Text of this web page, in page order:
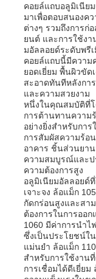
บ้าน
สินค้า
เกี่ยวกับเรา
ทัวร์โรงงาน
การควบคุมคุณภ
คอยล์แถบอลูมิเนี
มาเพื่อตอบสนองค
ต่างๆ รวมถึงการก่
ยนต์ และการใช้ง
มอัลลอยด์ระดับพรี
คอยล์แถบนี้มีความ
ยอดเยี่ยม พื้นผิวขัด
สะอาดทันทีหลังกา
และความสวยงาม
หนึ่งในคุณสมบัติที่โ
การต้านทานความ
อย่างยิ่งสำหรับกา
การสัมผัสความร้อ
อาคาร ชิ้นส่วนยา
ความสมบูรณ์และป
ความต้องการสูง
อลูมิเนียมอัลลอยด์
เจาะจง ล้อแม็ก
กัดกร่อนสูงและสา
ต้องการในการออ
1060 มีค่าการนำไ
ซึ่งเป็นประโยชน์ใ
แม่นยำ ล้อแม็ก
สำหรับการใช้งาน
การเชื่อมได้ดีเยี่ย